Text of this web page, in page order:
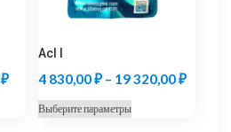
₽Диапазон
Acl I
4 830,00₽ – 19 320,00₽
Выберите параметрыЭтот